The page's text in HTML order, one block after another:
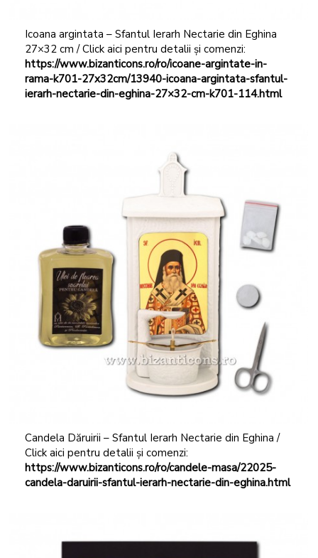
Icoana argintata – Sfantul Ierarh Nectarie din Eghina
27×32 cm / Click aici pentru detalii și comenzi:
https://www.bizanticons.ro/ro/icoane-argintate-in-
rama-k701-27x32cm/13940-icoana-argintata-sfantul-
ierarh-nectarie-din-eghina-27×32-cm-k701-114.html
Candela Dăruirii – Sfantul Ierarh Nectarie din Eghina /
Click aici pentru detalii și comenzi:
https://www.bizanticons.ro/ro/candele-masa/22025-
candela-daruirii-sfantul-ierarh-nectarie-din-eghina.html